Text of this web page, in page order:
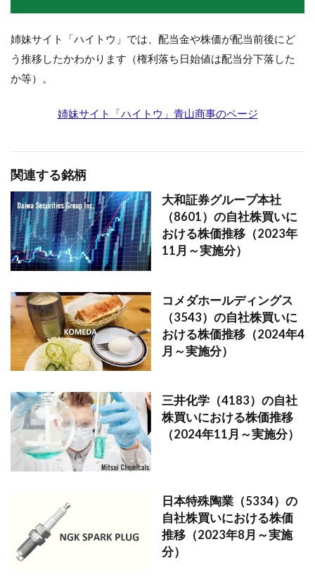
姉妹サイト「ハイトウ」では、配当金や株価が配当前後にど
う推移したかわかります（権利落ち日始値は配当分下落した
か等）。
姉妹サイト「ハイトウ」青山商事のページ
関連する銘柄
大和証券グループ本社
（8601）の自社株買いに
おける株価推移（2023年
11月～実施分）
コメダホールディングス
（3543）の自社株買いに
おける株価推移（2024年4
月～実施分）
三井化学（4183）の自社
株買いにおける株価推移
（2024年11月～実施分）
日本特殊陶業（5334）の
自社株買いにおける株価
推移（2023年8月～実施
分）